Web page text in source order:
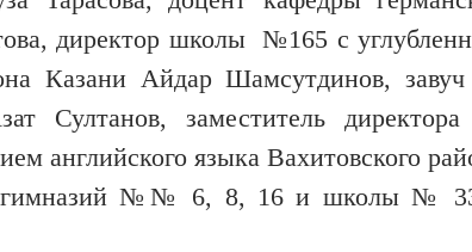
директор школы №165 с
Казани Айдар Шамсутдинов,
Султанов, заместитель
английского языка Вахитовского
гимназий №№ 6, 8, 16 и школы №